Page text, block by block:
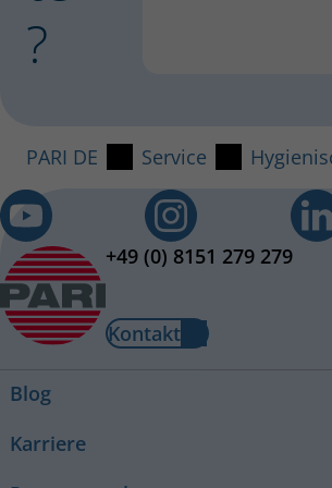
?
PARI DE Service
+49 (0) 8151 279 279
Kontakt
Blog
Karriere